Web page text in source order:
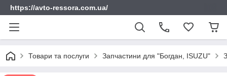
https://avto-ressora.com.ua/
Товари та послуги Запчастини для "Богдан, ISUZU"